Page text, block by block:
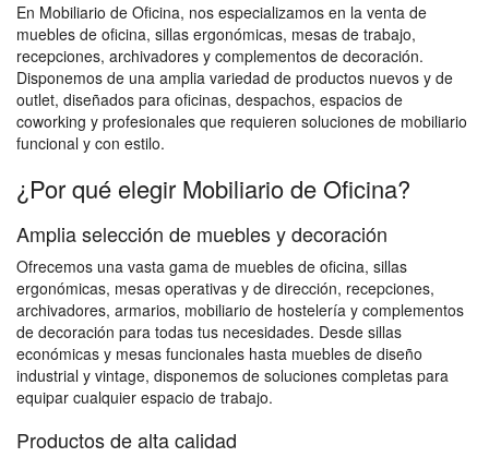
En Mobiliario de Oficina, nos especializamos en la venta de
muebles de oficina, sillas ergonómicas, mesas de trabajo,
recepciones, archivadores y complementos de decoración.
Disponemos de una amplia variedad de productos nuevos y de
outlet, diseñados para oficinas, despachos, espacios de
coworking y profesionales que requieren soluciones de mobiliario
funcional y con estilo.
¿Por qué elegir Mobiliario de Oficina?
Amplia selección de muebles y decoración
Ofrecemos una vasta gama de muebles de oficina, sillas
ergonómicas, mesas operativas y de dirección, recepciones,
archivadores, armarios, mobiliario de hostelería y complementos
de decoración para todas tus necesidades. Desde sillas
económicas y mesas funcionales hasta muebles de diseño
industrial y vintage, disponemos de soluciones completas para
equipar cualquier espacio de trabajo.
Productos de alta calidad